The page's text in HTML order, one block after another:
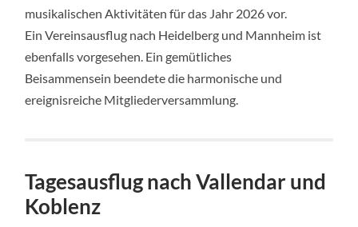
musikalischen Aktivitäten für das Jahr 2026 vor.
Ein Vereinsausflug nach Heidelberg und Mannheim ist
ebenfalls vorgesehen. Ein gemütliches
Beisammensein beendete die harmonische und
ereignisreiche Mitgliederversammlung.
Tagesausflug nach Vallendar und
Koblenz